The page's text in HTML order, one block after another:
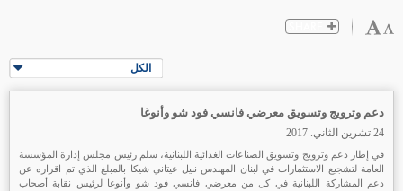
الكل
دعم وترويج وتسويق معرضي فانسي فود شو وأنوغا
24 تشرين الثاني. 2017
في إطار دعم وترويج وتسويق الصناعات الغذائية اللبنانية، سلم رئيس مجلس إدارة المؤسسة
العامة لتشجيع الاستثمارات في لبنان المهندس نبيل عيتاني شيكا بالمبلغ الذي تم اقراره عن
دعم المشاركة اللبنانية في كل من معرضي فانسي فود شو وأنوغا لرئيس نقابة أصحاب